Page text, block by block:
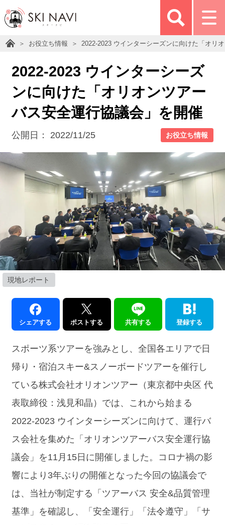
お役立ち情報 2022-2023 ウインターシーズンに向けた「オリ
2022-2023 ウインターシーズ
ンに向けた「オリオンツアー
バス安全運行協議会」を開催
公開日： 2022/11/25 お役立ち情報
現地レポート
シェアする ポストする 共有する 登録する
スポーツ系ツアーを強みとし、全国各エリアで日
帰り・宿泊スキー&スノーボードツアーを催行し
ている株式会社オリオンツアー（東京都中央区 代
表取締役：浅見和晶）では、これから始まる
2022-2023 ウインターシーズンに向けて、運行バ
ス会社を集めた「オリオンツアーバス安全運行協
議会」を11月15日に開催しました。コロナ禍の影
響により3年ぶりの開催となった今回の協議会で
は、当社が制定する「ツアーバス 安全&品質管理
基準」を確認し、「安全運行」「法令遵守」「サ